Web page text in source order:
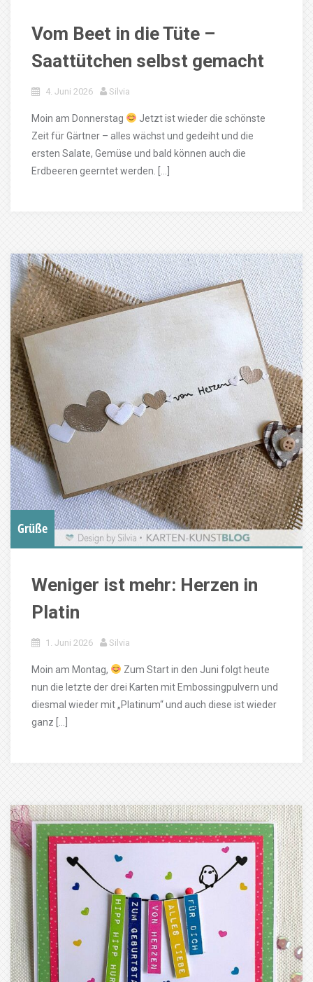
Vom Beet in die Tüte –
Saattütchen selbst gemacht
4. Juni 2026 Silvia
Moin am Donnerstag
Jetzt ist wieder die schönste
Zeit für Gärtner – alles wächst und gedeiht und die
ersten Salate, Gemüse und bald können auch die
Erdbeeren geerntet werden. […]
Grüße
Weniger ist mehr: Herzen in
Platin
1. Juni 2026 Silvia
Moin am Montag,
Zum Start in den Juni folgt heute
nun die letzte der drei Karten mit Embossingpulvern und
diesmal wieder mit „Platinum“ und auch diese ist wieder
ganz […]